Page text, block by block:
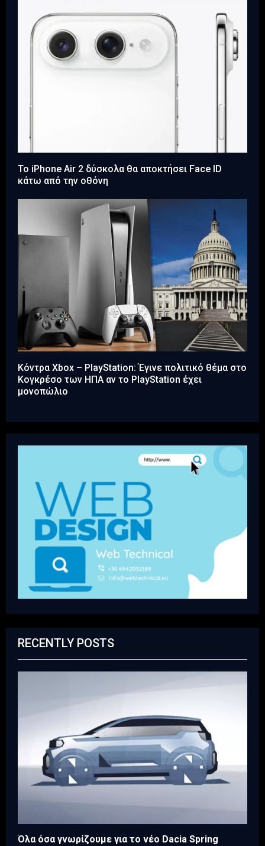
Το iPhone Air 2 δύσκολα θα αποκτήσει Face ID
κάτω από την οθόνη
Κόντρα Xbox – PlayStation: Έγινε πολιτικό θέμα στο
Κογκρέσο των ΗΠΑ αν το PlayStation έχει
μονοπώλιο
RECENTLY POSTS
Όλα όσα γνωρίζουμε για το νέο Dacia Spring